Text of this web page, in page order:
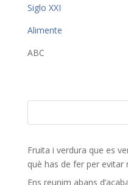
Siglo XXI
Alimente
ABC
Fruita i verdura que es
què has de fer per evitar
Ens reunim abans